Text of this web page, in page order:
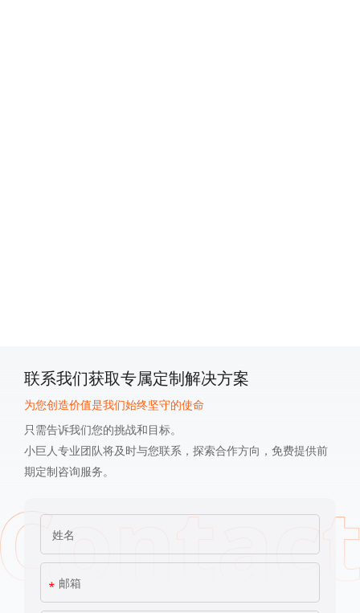
联系我们获取专属定制解决方案
为您创造价值是我们始终坚守的使命
只需告诉我们您的挑战和目标。
小巨人专业团队将及时与您联系，探索合作方向，免费提供前
期定制咨询服务。